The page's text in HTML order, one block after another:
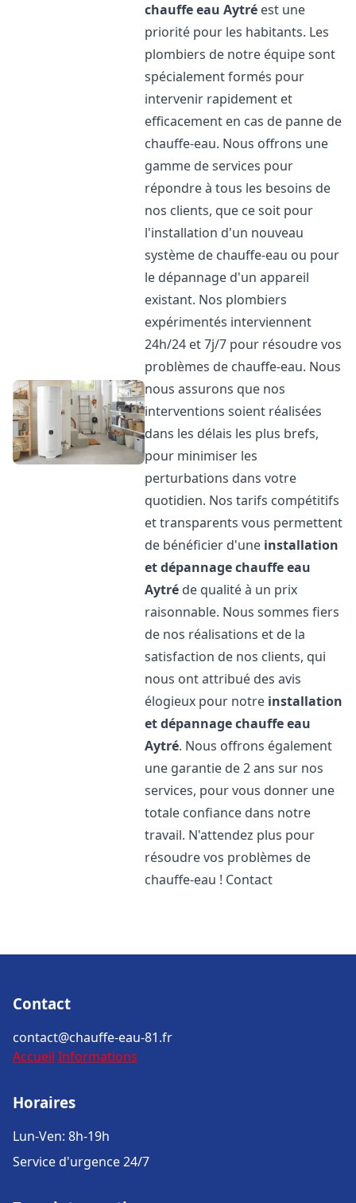
chauffe eau Aytré est une
priorité pour les habitants. Les
plombiers de notre équipe sont
spécialement formés pour
intervenir rapidement et
efficacement en cas de panne de
chauffe-eau. Nous offrons une
gamme de services pour
répondre à tous les besoins de
nos clients, que ce soit pour
l'installation d'un nouveau
système de chauffe-eau ou pour
le dépannage d'un appareil
existant. Nos plombiers
expérimentés interviennent
24h/24 et 7j/7 pour résoudre vos
problèmes de chauffe-eau. Nous
nous assurons que nos
interventions soient réalisées
dans les délais les plus brefs,
pour minimiser les
perturbations dans votre
quotidien. Nos tarifs compétitifs
et transparents vous permettent
de bénéficier d'une installation
et dépannage chauffe eau
Aytré de qualité à un prix
raisonnable. Nous sommes fiers
de nos réalisations et de la
satisfaction de nos clients, qui
nous ont attribué des avis
élogieux pour notre installation
et dépannage chauffe eau
Aytré. Nous offrons également
une garantie de 2 ans sur nos
services, pour vous donner une
totale confiance dans notre
travail. N'attendez plus pour
résoudre vos problèmes de
chauffe-eau ! Contact
Contact
contact@chauffe-eau-81.fr
Accueil Informations
Horaires
Lun-Ven: 8h-19h
Service d'urgence 24/7